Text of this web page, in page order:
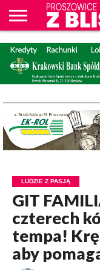
O
NAS
WIADOMOŚCI
ZAPYTAM
WPROST
CENNIK
REKLAM
PROSZOWICE
Z BLISKA
KONTAKT
LUDZIE Z PASJĄ
GIT
czterech
tempa!
aby